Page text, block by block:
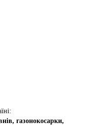
газонокосарки,